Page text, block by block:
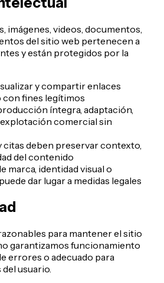
imágenes, videos, documentos,
del sitio web pertenecen a
y están protegidos por la
y compartir enlaces
fines legítimos
íntegra, adaptación,
comercial sin
citas deben preservar contexto,
del contenido
marca, identidad visual o
dar lugar a medidas legales
para mantener el sitio
garantizamos funcionamiento
errores o adecuado para
usuario.